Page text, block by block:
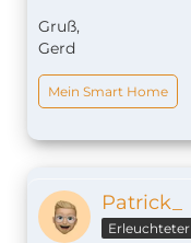
Gruß,
Gerd
Mein Smart Home
Patrick_
Erleuchteter